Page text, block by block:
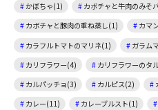
かぼちゃ(1)
カボチャと牛肉のみそ
カボチャと豚肉の重ね蒸し(1)
カマ
カラフルトマトのマリネ(1)
ガラム
カリフラワー(4)
カリフラワーのタ
カルパッチョ(3)
カルピス(2)
カレー(11)
カレーブルスト(1)